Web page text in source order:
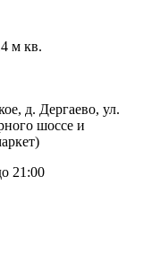
м кв.
д. Дергаево, ул.
шоссе и
21:00